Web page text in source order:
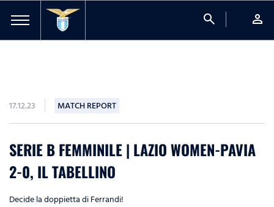
search person
17.12.23 MATCH REPORT
SERIE B FEMMINILE | LAZIO WOMEN-PAVIA
2-0, IL TABELLINO
Decide la doppietta di Ferrandi!